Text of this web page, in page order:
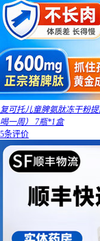
复可托儿童脾氨肽冻干粉
喝一周） 7瓶*1盒
5条评价